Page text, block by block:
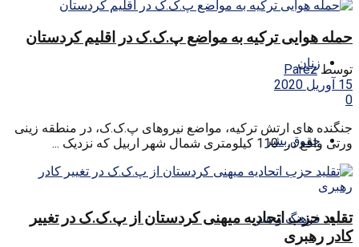
زنان
حقوق بشر
فرهنگ و هنر
حمله هوایی ترکیه به مواضع پ.ک.ک در اقلیم کردستان
توسط Parez
15 آوریل 2020
0
جنگنده های ارتش ترکیه، مواضع نیروهای پ.ک.ک، در منطقه زینی
ورتی واقع در 110 کیلومتری شمال شهر اربیل که نزدیک ...
تقلید حزب اتحادیه میهنی کردستان از پ.ک.ک در تغییر
کادر رهبری